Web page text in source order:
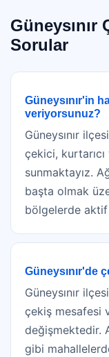
Güneysınır
Sorular
Güneysınır'in
veriyorsunuz?
Güneysınır
çekici,
sunmaktayız.
başta olmak
bölgelerde
Güneysınır'de
Güneysınır
çekiş mesafesi
değişmektedir.
gibi